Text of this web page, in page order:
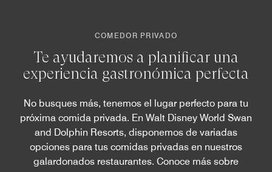
COMEDOR PRIVADO
Te ayudaremos a planificar una
experiencia gastronómica perfecta
No busques más, tenemos el lugar perfecto para tu
próxima comida privada. En Walt Disney World Swan
and Dolphin Resorts, disponemos de variadas
opciones para tus comidas privadas en nuestros
galardonados restaurantes. Conoce más sobre